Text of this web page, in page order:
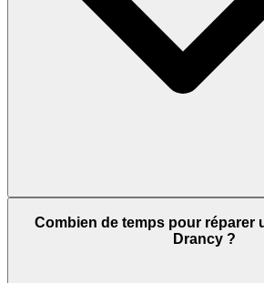
Combien de temps pour réparer
Drancy ?